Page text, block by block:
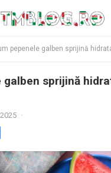
pepenele galben sprijină
galben sprijină
·